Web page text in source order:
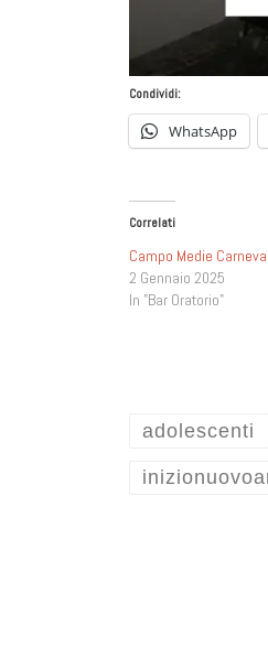
Condividi:
WhatsApp
Correlati
Campo Medie
2 Gennaio 2025
In "Bar Oratorio"
adolescenti